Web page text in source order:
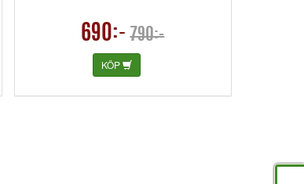
690:- 790:-
KÖP